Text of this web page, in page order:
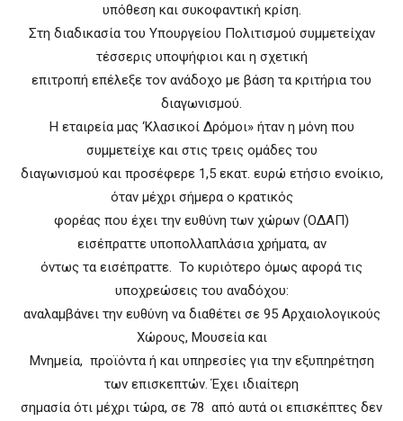
υπόθεση και συκοφαντική κρίση.
Στη διαδικασία του Υπουργείου Πολιτισμού συμμετείχαν
τέσσερις υποψήφιοι και η σχετική
επιτροπή επέλεξε τον ανάδοχο με βάση τα κριτήρια του
διαγωνισμού.
Η εταιρεία μας ‘Κλασικοί Δρόμοι» ήταν η μόνη που
συμμετείχε και στις τρεις ομάδες του
διαγωνισμού και προσέφερε 1,5 εκατ. ευρώ ετήσιο ενοίκιο,
όταν μέχρι σήμερα ο κρατικός
φορέας που έχει την ευθύνη των χώρων (ΟΔΑΠ)
εισέπραττε υποπολλαπλάσια χρήματα, αν
όντως τα εισέπραττε. Το κυριότερο όμως αφορά τις
υποχρεώσεις του αναδόχου:
αναλαμβάνει την ευθύνη να διαθέτει σε 95 Αρχαιολογικούς
Χώρους, Μουσεία και
Μνημεία, προϊόντα ή και υπηρεσίες για την εξυπηρέτηση
των επισκεπτών. Έχει ιδιαίτερη
σημασία ότι μέχρι τώρα, σε 78 από αυτά οι επισκέπτες δεν